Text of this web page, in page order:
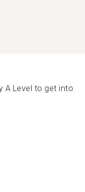
A Level to get into